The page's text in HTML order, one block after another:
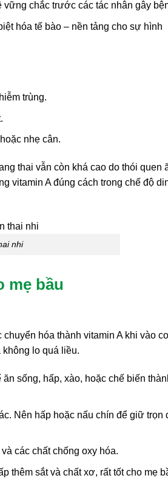
vững chắc trước các tác nhân gây
hóa tế bào – nền tảng cho sự hình
trùng.
nhẹ cân.
thai vẫn còn khá cao do thói quen
vitamin A đúng cách trong chế độ
nhi
mẹ bầu
hóa thành vitamin A khi vào
lo quá liều.
sống, hấp, xào, hoặc chế biến
Nên hấp hoặc nấu chín để giữ trọn
các chất chống oxy hóa.
thêm sắt và chất xơ, rất tốt cho mẹ